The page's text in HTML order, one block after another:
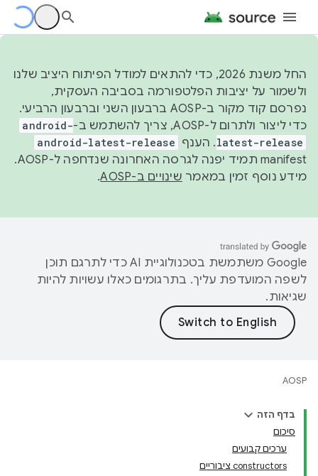
החל משנת 2026, כדי להתאים למודל הפיתוח היציב שלנו
ולשמור על יציבות הפלטפורמה בסביבה העסקית,
נפרסם קוד מקור ב-AOSP ברבעון השני וברבעון הרביעי.
כדי ליצור ולתרום ל-AOSP, צריך להשתמש ב-
android-
latest-release. הענף android-latest-release
manifest תמיד יפנה לגרסה האחרונה שנדחפה ל-AOSP.
מידע נוסף זמין במאמר שינויים ב-AOSP .
‫Google משתמשת בטכנולוגיית AI כדי לתרגם תוכן
לשפה המועדפת עליך. בתרגומים כאלו עשויות להיות
שגיאות.
AOSP
בדף הזה
סיכום
ערכים קבועים
‫constructors ציבוריים